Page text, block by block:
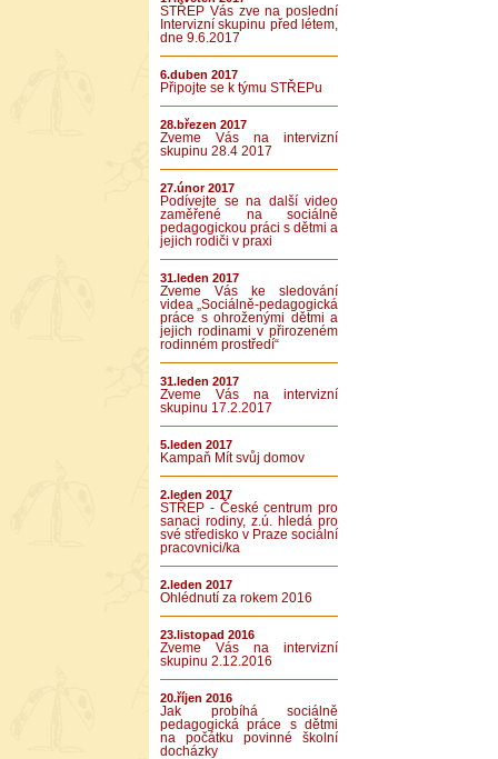
STŘEP Vás zve na poslední
Intervizní skupinu před létem,
dne 9.6.2017
6.duben 2017
Připojte se k týmu STŘEPu
28.březen 2017
Zveme Vás na intervizní
skupinu 28.4 2017
27.únor 2017
Podívejte se na další video
zaměřené na sociálně
pedagogickou práci s dětmi a
jejich rodiči v praxi
31.leden 2017
Zveme Vás ke sledování
videa „Sociálně-pedagogická
práce s ohroženými dětmi a
jejich rodinami v přirozeném
rodinném prostředí“
31.leden 2017
Zveme Vás na intervizní
skupinu 17.2.2017
5.leden 2017
Kampaň Mít svůj domov
2.leden 2017
STŘEP - České centrum pro
sanaci rodiny, z.ú. hledá pro
své středisko v Praze sociální
pracovnici/ka
2.leden 2017
Ohlédnutí za rokem 2016
23.listopad 2016
Zveme Vás na intervizní
skupinu 2.12.2016
20.říjen 2016
Jak probíhá sociálně
pedagogická práce s dětmi
na počátku povinné školní
docházky